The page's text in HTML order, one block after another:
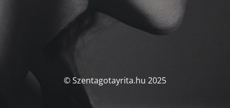
© Szentagotayrita.hu 2025